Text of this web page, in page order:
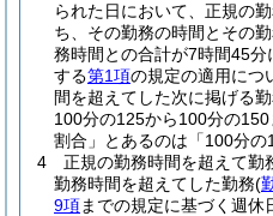
られた日において、正規の
ち、その勤務の時間とその
務時間との合計が7時間45
する第1項の規定の適用につ
間を超えてした次に掲げる
100分の125から100分の
割合」とあるのは「100分の
4
正規の勤務時間を超えて勤
勤務時間を超えてした勤務(
9項までの規定に基づく週